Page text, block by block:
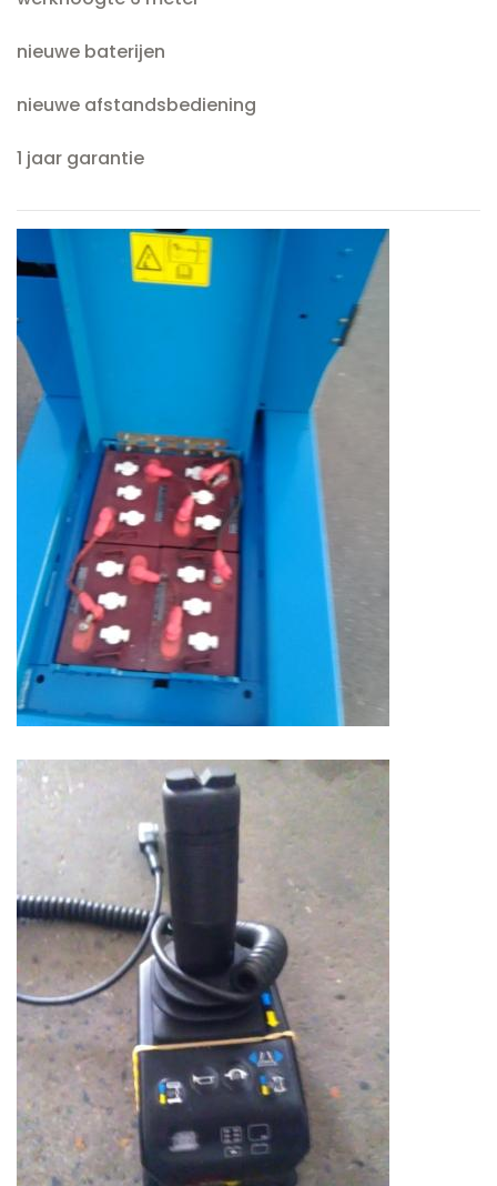
nieuwe baterijen
nieuwe afstandsbediening
1 jaar garantie